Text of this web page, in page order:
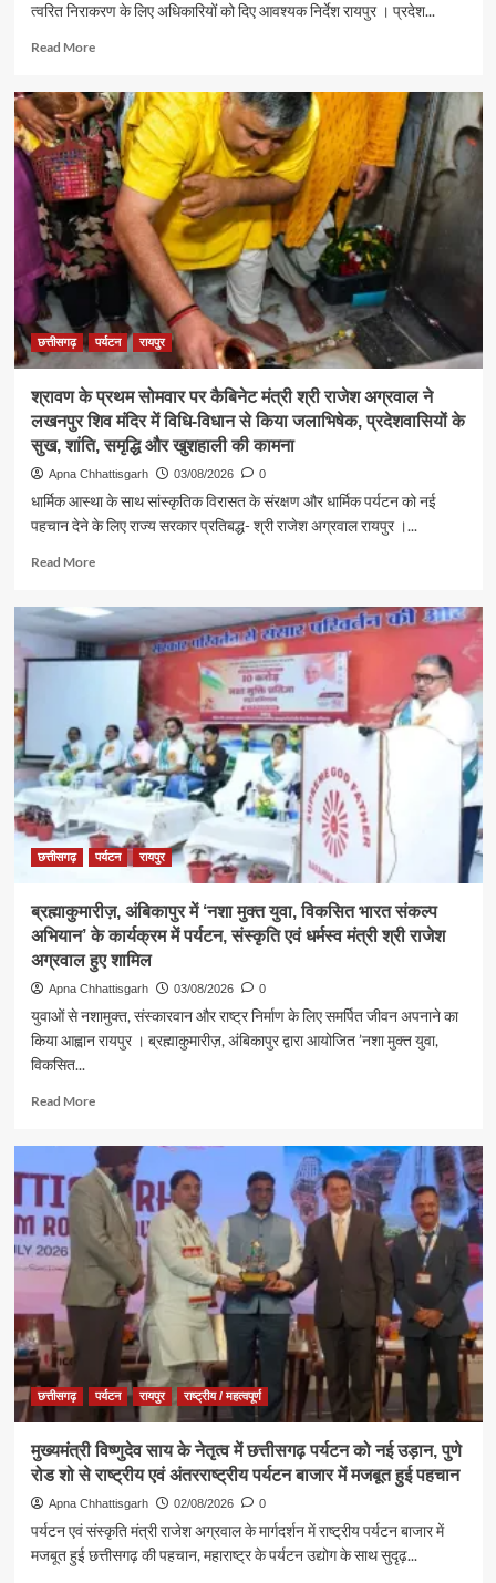
त्वरित निराकरण के लिए अधिकारियों को दिए आवश्यक निर्देश रायपुर । प्रदेश...
Read MoreRead
पर्यटन
एवं
संस्कृति
मंत्री
श्री
राजेश
अग्रवाल
ने
जनदर्शन
सुनीं
आमजन
की
छत्तीसगढ़ पर्यटन रायपुर
श्रावण के प्रथम सोमवार पर कैबिनेट मंत्री श्री राजेश अग्रवाल ने
लखनपुर शिव मंदिर में विधि-विधान से किया जलाभिषेक, प्रदेशवासियों के
सुख, शांति, समृद्धि और खुशहाली की कामना
Apna Chhattisgarh 03/08/2026 0
धार्मिक आस्था के साथ सांस्कृतिक विरासत के संरक्षण और धार्मिक पर्यटन को नई
पहचान देने के लिए राज्य सरकार प्रतिबद्ध- श्री राजेश अग्रवाल रायपुर ।...
Read MoreRead
श्रावण
के
प्रथम
कैबिनेट
मंत्री
श्री
राजेश
अग्रवाल
ने
लखनपुर
में
विधि-
विधान
जलाभिषेक,
प्रदेशवासियों
शांति,
और
खुशहाली
की
कामना
छत्तीसगढ़ पर्यटन रायपुर
ब्रह्माकुमारीज़, अंबिकापुर में ‘नशा मुक्त युवा, विकसित भारत संकल्प
अभियान’ के कार्यक्रम में पर्यटन, संस्कृति एवं धर्मस्व मंत्री श्री राजेश
अग्रवाल हुए शामिल
Apna Chhattisgarh 03/08/2026 0
युवाओं से नशामुक्त, संस्कारवान और राष्ट्र निर्माण के लिए समर्पित जीवन अपनाने का
किया आह्वान रायपुर । ब्रह्माकुमारीज़, अंबिकापुर द्वारा आयोजित ’नशा मुक्त युवा,
विकसित...
Read MoreRead
ब्रह्माकुमारीज़,
अंबिकापुर
मुक्त
युवा,
विकसित
भारत
संकल्प
अभियान’
कार्यक्रम
संस्कृति
एवं
धर्मस्व
श्री
राजेश
छत्तीसगढ़ पर्यटन रायपुर राष्ट्रीय / महत्वपूर्ण
मुख्यमंत्री विष्णुदेव साय के नेतृत्व में छत्तीसगढ़ पर्यटन को नई उड़ान, पुणे
रोड शो से राष्ट्रीय एवं अंतरराष्ट्रीय पर्यटन बाजार में मजबूत हुई पहचान
Apna Chhattisgarh 02/08/2026 0
पर्यटन एवं संस्कृति मंत्री राजेश अग्रवाल के मार्गदर्शन में राष्ट्रीय पर्यटन बाजार में
मजबूत हुई छत्तीसगढ़ की पहचान, महाराष्ट्र के पर्यटन उद्योग के साथ सुदृढ़...